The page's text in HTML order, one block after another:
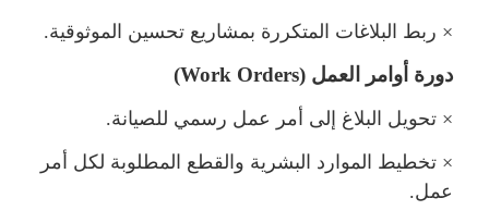
× ربط البلاغات المتكررة بمشاريع تحسين الموثوقية.
دورة أوامر العمل (Work Orders
)
× تحويل البلاغ إلى أمر عمل رسمي للصيانة.
× تخطيط الموارد البشرية والقطع المطلوبة لكل أمر
عمل.